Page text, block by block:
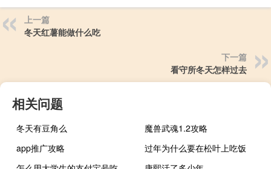
上一篇
冬天红薯能做什么吃
下一篇
看守所冬天怎样过去
相关问题
冬天有豆角么
魔兽武魂1.2攻略
app推广攻略
过年为什么要在松叶上吃饭